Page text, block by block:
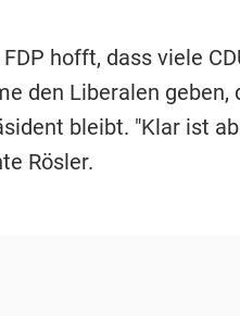
FDP hofft, dass viele
den Liberalen geben,
bleibt. "Klar ist
Rösler.